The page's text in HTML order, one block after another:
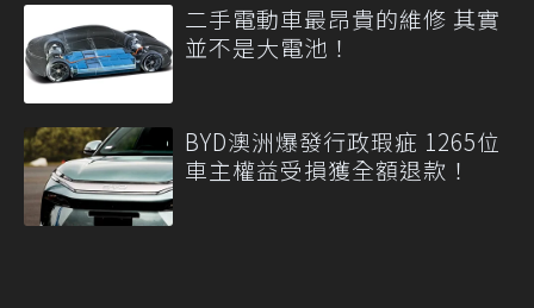
二手電動車最昂貴的維修 其實
並不是大電池！
BYD澳洲爆發行政瑕疵 1265位
車主權益受損獲全額退款！